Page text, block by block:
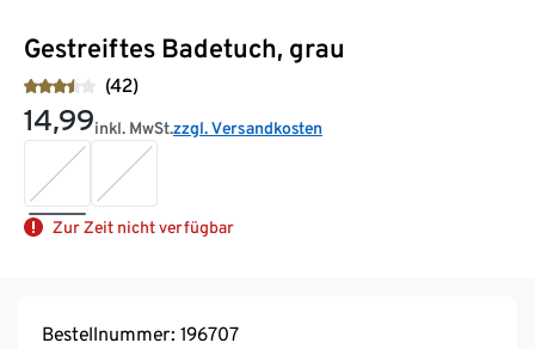
Gestreiftes Badetuch, grau
(42)
14,99inkl. MwSt.zzgl. Versandkosten
Zur Zeit nicht verfügbar
Bestellnummer: 196707